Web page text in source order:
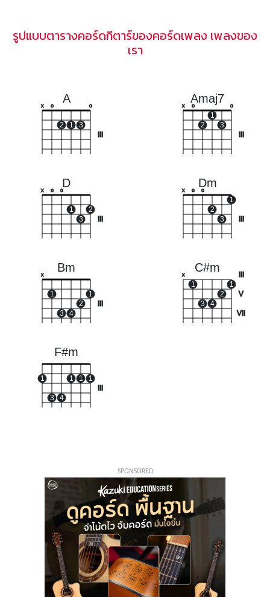
รูปแบบตารางคอร์ดกีตาร์ของคอร์ดเพลง เพลงของ
เรา
A
x o
2 1 3
o
Amaj7
x o
2
1
3
o
D
x o o
1
3
2
Dm
x o o
2
3
1
Bm
x
1
3 4
2
1
C#m
V
VII
x
1
3 4
2
1
F#m
1
3 4
1 1 1
SPONSORED